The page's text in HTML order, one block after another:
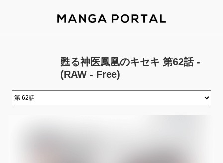
甦る神医鳳凰のキセキ 第62話 -
(RAW - Free)